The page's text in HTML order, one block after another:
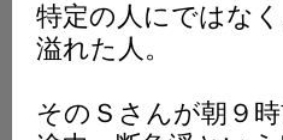
特定の人にではな
溢れた人。
そのＳさんが朝９